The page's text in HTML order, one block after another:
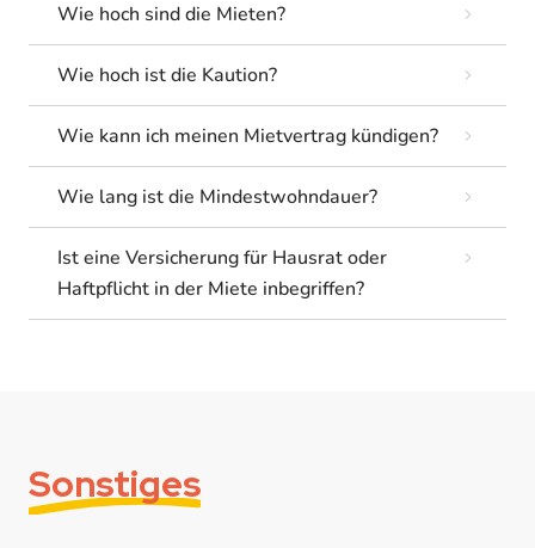
Wie hoch sind die Mieten?
Wie hoch ist die Kaution?
Wie kann ich meinen Mietvertrag kündigen?
Wie lang ist die Mindestwohndauer?
Ist eine Versicherung für Hausrat oder
Haftpflicht in der Miete inbegriffen?
Sonstiges